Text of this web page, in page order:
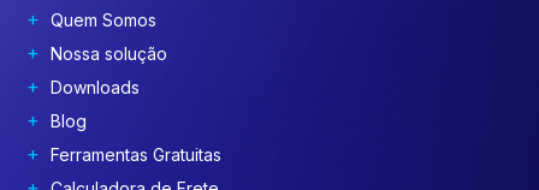
Quem Somos
Nossa solução
Downloads
Blog
Ferramentas Gratuitas